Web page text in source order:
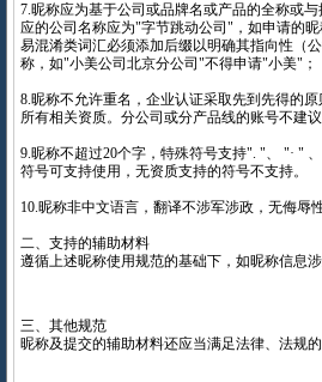
7.昵称应为基于公司或品牌名或产品的全称或
应的公司名称应为"字节跳动公司"，如申请的
易混淆类词汇必须添加后缀以明确其指向性（
称，如"小美公司北京分公司"不得申请"小美"；
8.昵称不允许重名，企业认证采取先到先得的
所有相关资质。分公司或分产品线的账号不建
9.昵称不超过20个字，特殊符号支持". "、 "· "
符号可支持使用，无资质支持的符号不支持。
10.昵称非中文语言，翻译不涉军涉政，无侮辱
二、支持的辅助材料
遵循上述昵称使用规范的基础下，如昵称信息
三、其他规范
昵称及提交的辅助材料还应当满足法律、法规